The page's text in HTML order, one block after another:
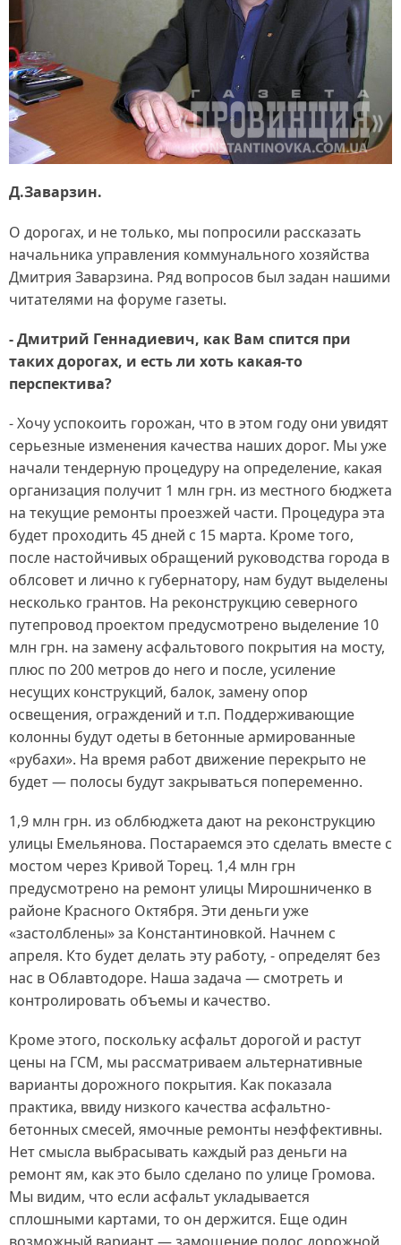
Д.Заварзин.
О дорогах, и не только, мы попросили рассказать
начальника управления коммунального хозяйства
Дмитрия Заварзина. Ряд вопросов был задан нашими
читателями на форуме газеты.
- Дмитрий Геннадиевич, как Вам спится при
таких дорогах, и есть ли хоть какая-то
перспектива?
- Хочу успокоить горожан, что в этом году они увидят
серьезные изменения качества наших дорог. Мы уже
начали тендерную процедуру на определение, какая
организация получит 1 млн грн. из местного бюджета
на текущие ремонты проезжей части. Процедура эта
будет проходить 45 дней с 15 марта. Кроме того,
после настойчивых обращений руководства города в
облсовет и лично к губернатору, нам будут выделены
несколько грантов. На реконструкцию северного
путепровод проектом предусмотрено выделение 10
млн грн. на замену асфальтового покрытия на мосту,
плюс по 200 метров до него и после, усиление
несущих конструкций, балок, замену опор
освещения, ограждений и т.п. Поддерживающие
колонны будут одеты в бетонные армированные
«рубахи». На время работ движение перекрыто не
будет — полосы будут закрываться попеременно.
1,9 млн грн. из облбюджета дают на реконструкцию
улицы Емельянова. Постараемся это сделать вместе с
мостом через Кривой Торец. 1,4 млн грн
предусмотрено на ремонт улицы Мирошниченко в
районе Красного Октября. Эти деньги уже
«застолблены» за Константиновкой. Начнем с
апреля. Кто будет делать эту работу, - определят без
нас в Облавтодоре. Наша задача — смотреть и
контролировать объемы и качество.
Кроме этого, поскольку асфальт дорогой и растут
цены на ГСМ, мы рассматриваем альтернативные
варианты дорожного покрытия. Как показала
практика, ввиду низкого качества асфальтно-
бетонных смесей, ямочные ремонты неэффективны.
Нет смысла выбрасывать каждый раз деньги на
ремонт ям, как это было сделано по улице Громова.
Мы видим, что если асфальт укладывается
сплошными картами, то он держится. Еще один